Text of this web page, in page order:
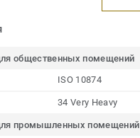
общественных помещений
ISO 10874
34 Very Heavy
промышленных помещений